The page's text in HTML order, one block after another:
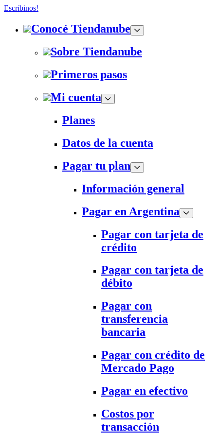
Escribinos!
Conocé Tiendanube
Sobre Tiendanube
Primeros pasos
Mi cuenta
Planes
Datos de la cuenta
Pagar tu plan
Información general
Pagar en Argentina
Pagar con tarjeta de
crédito
Pagar con tarjeta de
débito
Pagar con
transferencia
bancaria
Pagar con crédito de
Mercado Pago
Pagar en efectivo
Costos por
transacción